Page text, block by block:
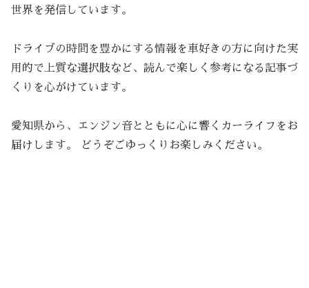
世界を発信しています。
ドライブの時間を豊かにする情報を車好きの方に向けた実
用的で上質な選択肢など、読んで楽しく参考になる記事づ
くりを心がけています。
愛知県から、エンジン音とともに心に響くカーライフをお
届けします。 どうぞごゆっくりお楽しみください。